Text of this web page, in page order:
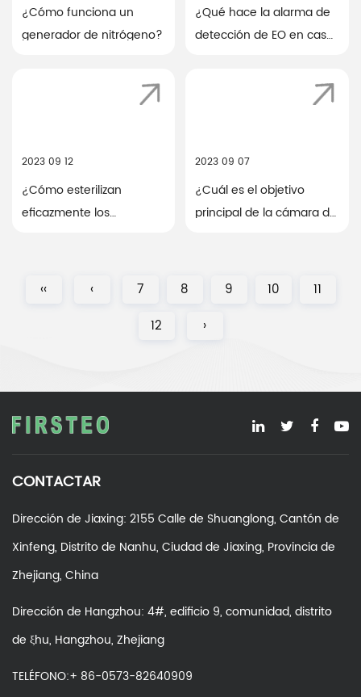
¿Cómo funciona un
generador de nitrógeno?
¿Qué hace la alarma de
detección de EO en caso
2023 09 12
¿Cómo esterilizan
eficazmente los
2023 09 07
¿Cuál es el objetivo
principal de la cámara de
‹‹ ‹ 7 8 9 10
11
12
›
CONTACTAR
Dirección de Jiaxing: 2155 Calle de Shuanglong, Cantón de
Xinfeng, Distrito de Nanhu, Ciudad de Jiaxing, Provincia de
Zhejiang, China
Dirección de Hangzhou: 4#, edificio 9, comunidad, distrito
de ξhu, Hangzhou, Zhejiang
TELÉFONO:+ 86-0573-82640909